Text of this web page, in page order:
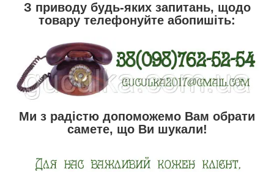
З приводу будь-яких запитань, щодо
товару телефонуйте абопишіть:
Ми з радістю допоможемо Вам обрати
самете, що Ви шукали!